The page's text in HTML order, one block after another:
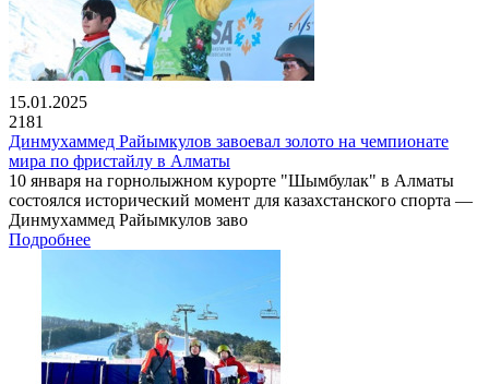
15.01.2025
2181
Динмухаммед Райымкулов завоевал золото на чемпионате
мира по фристайлу в Алматы
10 января на горнолыжном курорте "Шымбулак" в Алматы
состоялся исторический момент для казахстанского спорта —
Динмухаммед Райымкулов заво
Подробнее